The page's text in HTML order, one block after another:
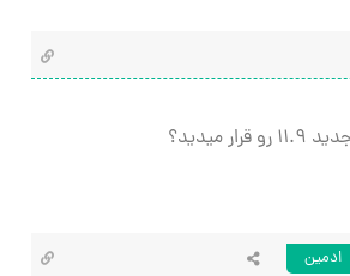
میدید؟
ادمین